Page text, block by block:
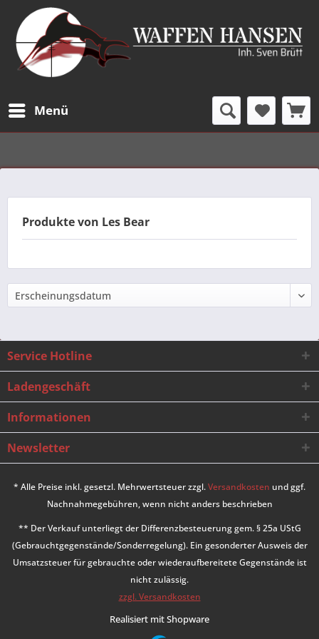
Menü
Produkte von Les Bear
Service Hotline
Ladengeschäft
Informationen
Newsletter
* Alle Preise inkl. gesetzl. Mehrwertsteuer zzgl.Versandkosten und ggf.
Nachnahmegebühren, wenn nicht anders beschrieben
** Der Verkauf unterliegt der Differenzbesteuerung gem. § 25a UStG
(Gebrauchtgegenstände/Sonderregelung). Ein gesonderter Ausweis der
Umsatzsteuer für gebrauchte oder wiederaufbereitete Gegenstände ist
nicht zulässig.
zzgl. Versandkosten
Realisiert mit Shopware